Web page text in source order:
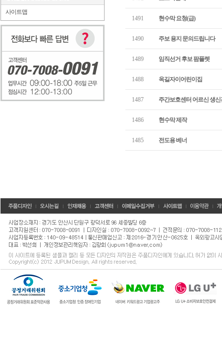
사이트맵
1491 현수막 요청(급)
1490 주보 용지 문의드립니다
1489 임직선거 후보 팜플렛
1488 옥길자이어린이집
1487 주간보호센터 어르신 생
1486 현수막 제작
1485 전도용 베너